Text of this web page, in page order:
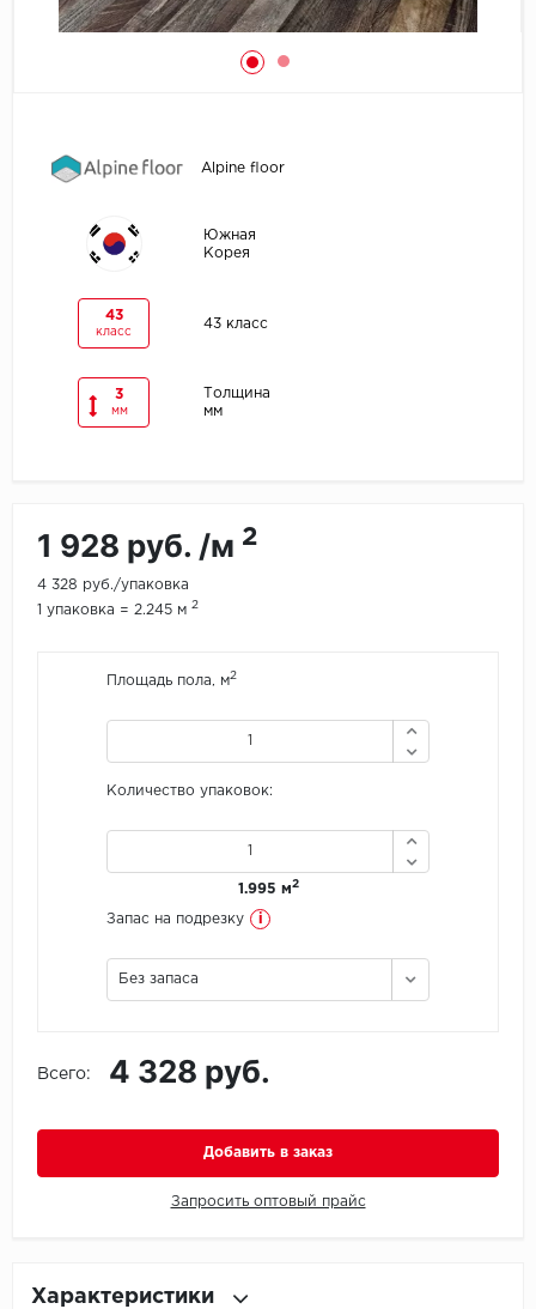
Juteks
LimeStone
Moduleo
Alpine floor
Южная
Корея
43
класс
43 класс
3
мм
Толщина
мм
1 928 руб. /м 2
4 328 руб./упаковка
1 упаковка = 2.245 м 2
Площадь пола, м2
Количество упаковок:
1.995 м 2
Запас на подрезку i
Без запаса
Всего: 4 328 руб.
Добавить в заказ
Запросить оптовый прайс
Характеристики